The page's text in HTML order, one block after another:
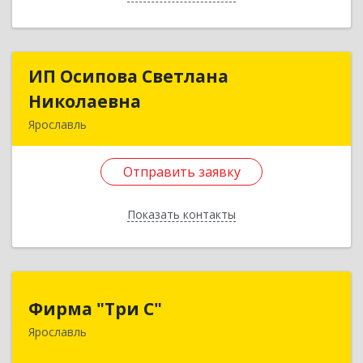
Назад
ИП Осипова Светлана
Николаевна
Ярославль
Отправить заявку
Показать контакты
ИП Осипова Светлана
Авиаторов пр-кт, дом № 94, корпус 2, кв.31
Фирма "Три С"
Ярославль